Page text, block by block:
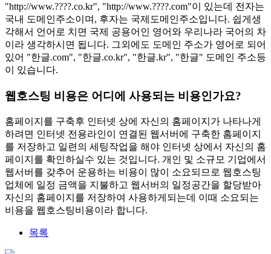
"http://www.????.co.kr", "http://www.????.com"이 있는데 전자는
국내 도메인주소이며, 후자는 국제도메인주소입니다. 쉽게생
각해서 언어로 치면 국제 공용어인 영어와 우리나라 국어의 차
이라 생각하시면 됩니다. 그외에도 도메인 주소가 영어로 되어
있어 "한글.com", "한글.co.kr", "한글.kr", "한글" 도메인 주소등
이 있습니다.
웹호스팅 비용은 어디에 사용되는 비용인가요?
홈페이지를 구축후 인터넷 상에 자신의 홈페이지가 나타나게
하려면 인터넷 전용라인이 연결된 웹서버에 구축한 홈페이지
를 저장하고 일련의 세팅작업을 해야 인터넷 상에서 자신의 홈
페이지를 확인하실수 있는 것입니다. 개인 및 소규모 기업에서
웹서버를 갖추어 운용하는 비용이 많이 소요되므로 웹호스팅
업체에 일정 금액을 지불하고 웹서버의 일정공간을 할당받아
자신의 홈페이지를 저장하여 사용하게되는데 이때 소요되는
비용을 웹호스팅비용이라 합니다.
목록